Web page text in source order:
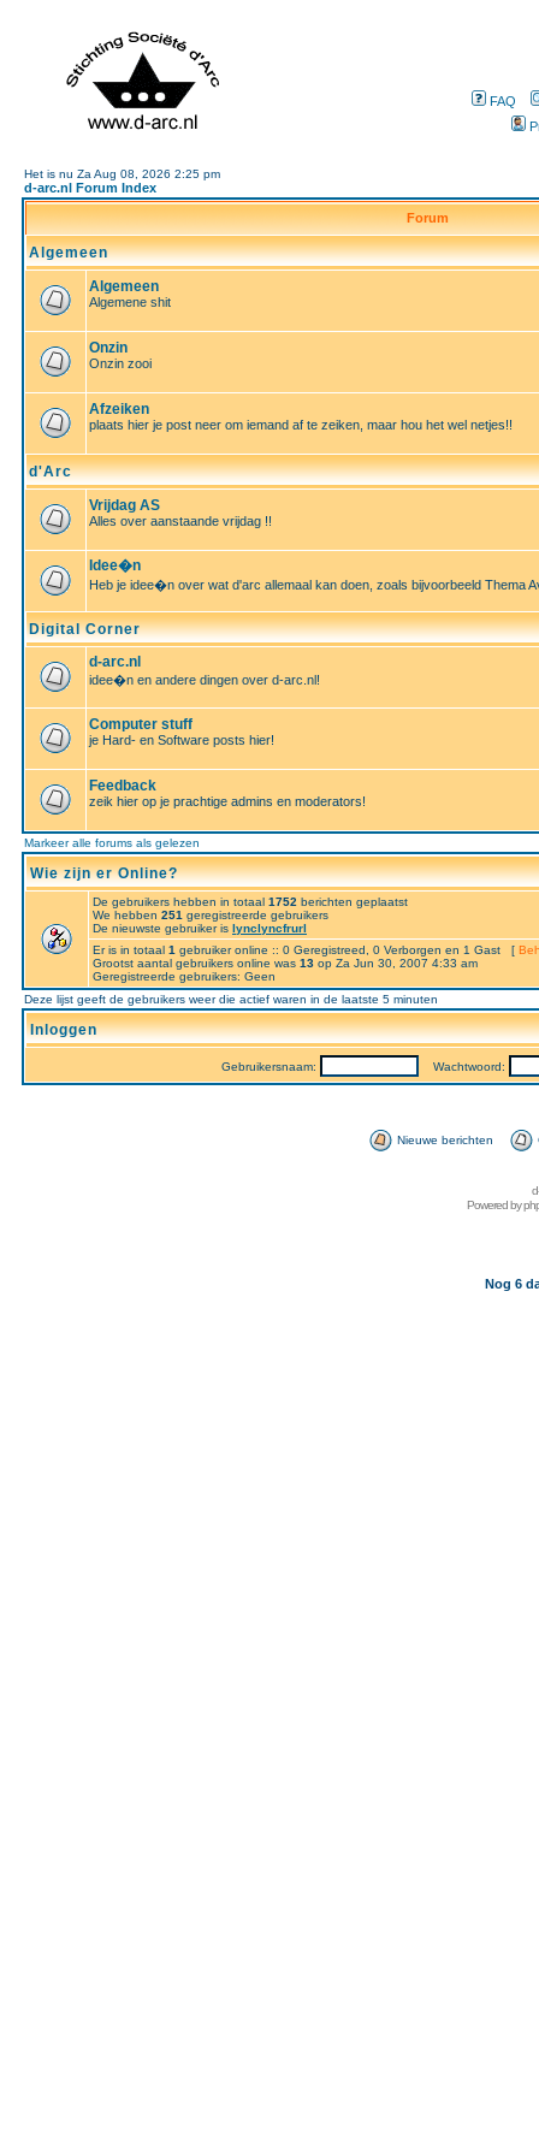
FAQ
Het is nu Za Aug 08, 2026 2:25 pm
d-arc.nl Forum Index
Forum
Algemeen
Algemeen
Algemene shit
Onzin
Onzin zooi
Afzeiken
plaats hier je post neer om iemand af te zeiken, maar hou het wel netjes!!
d'Arc
Vrijdag AS
Alles over aanstaande vrijdag !!
Idee�n
Heb je idee�n over wat d'arc allemaal kan doen, zoals bijvoorbeeld Thema
Digital Corner
d-arc.nl
idee�n en andere dingen over d-arc.nl!
Computer stuff
je Hard- en Software posts hier!
Feedback
zeik hier op je prachtige admins en moderators!
Markeer alle forums als gelezen
Wie zijn er Online?
De gebruikers hebben in totaal 1752 berichten geplaatst
We hebben 251 geregistreerde gebruikers
De nieuwste gebruiker is lynclyncfrurl
Er is in totaal 1 gebruiker online :: 0 Geregistreed, 0 Verborgen en 1 Gast [
Grootst aantal gebruikers online was 13 op Za Jun 30, 2007 4:33 am
Geregistreerde gebruikers: Geen
Deze lijst geeft de gebruikers weer die actief waren in de laatste 5 minuten
Inloggen
Gebruikersnaam: Wachtwoord:
Nieuwe berichten
Powered by
Nog 6